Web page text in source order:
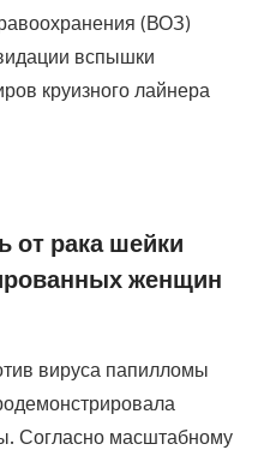
(ВОЗ)
вспышки
круизного лайнера
от рака шейки
женщин
вируса папилломы
Согласно масштабному